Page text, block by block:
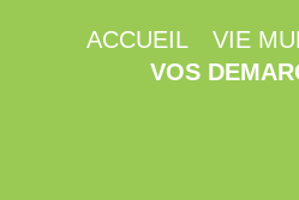
ACCUEIL VIE
VOS